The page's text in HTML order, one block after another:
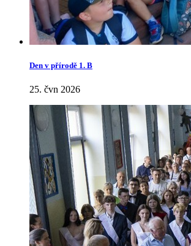
Den v přírodě 1. B
25. čvn 2026